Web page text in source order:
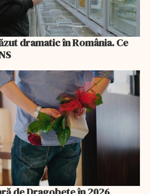
dramatic în România. Ce